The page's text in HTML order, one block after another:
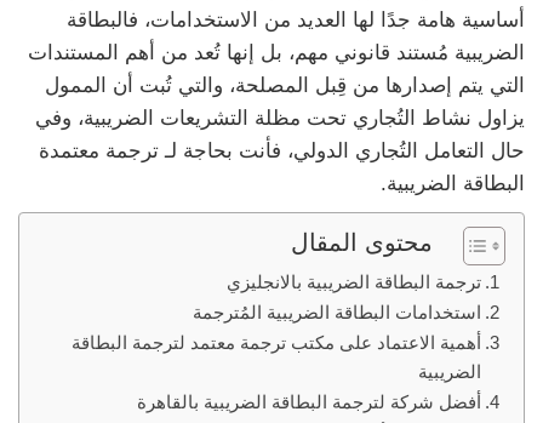
أساسية هامة جدًا لها العديد من الاستخدامات، فالبطاقة
الضريبية مُستند قانوني مهم، بل إنها تُعد من أهم المستندات
التي يتم إصدارها من قِبل المصلحة، والتي تُبت أن الممول
يزاول نشاط التُجاري تحت مظلة التشريعات الضريبية، وفي
حال التعامل التُجاري الدولي، فأنت بحاجة لـ ترجمة معتمدة
البطاقة الضريبية.
محتوى المقال
ترجمة البطاقة الضريبية بالانجليزي
استخدامات البطاقة الضريبية المُترجمة
أهمية الاعتماد على مكتب ترجمة معتمد لترجمة البطاقة
الضريبية
أفضل شركة لترجمة البطاقة الضريبية بالقاهرة